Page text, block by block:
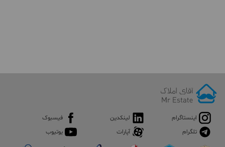
اینستاگرام لینکدین
فیسبوک
تلگرام
آپارات یوتیوب